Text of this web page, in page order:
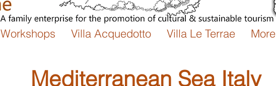
Workshops Villa Acquedotto Villa Le Terrae More
Mediterranean Sea Italy